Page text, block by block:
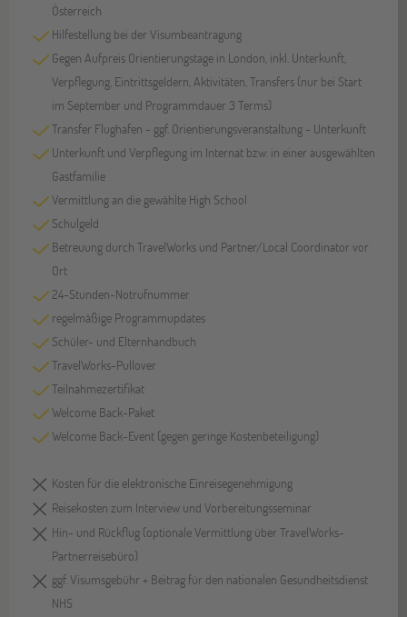
Österreich
Hilfestellung bei der Visumbeantragung
Gegen Aufpreis Orientierungstage in London, inkl. Unterkunft,
Verpflegung, Eintrittsgeldern, Aktivitäten, Transfers (nur bei Start
im September und Programmdauer 3 Terms)
Transfer Flughafen - ggf. Orientierungsveranstaltung - Unterkunft
Unterkunft und Verpflegung im Internat bzw. in einer ausgewählten
Gastfamilie
Vermittlung an die gewählte High School
Schulgeld
Betreuung durch TravelWorks und Partner/Local Coordinator vor
Ort
24-Stunden-Notrufnummer
regelmäßige Programmupdates
Schüler- und Elternhandbuch
TravelWorks-Pullover
Teilnahmezertifikat
Welcome Back-Paket
Welcome Back-Event (gegen geringe Kostenbeteiligung)
Kosten für die elektronische Einreisegenehmigung
Reisekosten zum Interview und Vorbereitungsseminar
Hin- und Rückflug (optionale Vermittlung über TravelWorks-
Partnerreisebüro)
ggf. Visumsgebühr + Beitrag für den nationalen Gesundheitsdienst
NHS